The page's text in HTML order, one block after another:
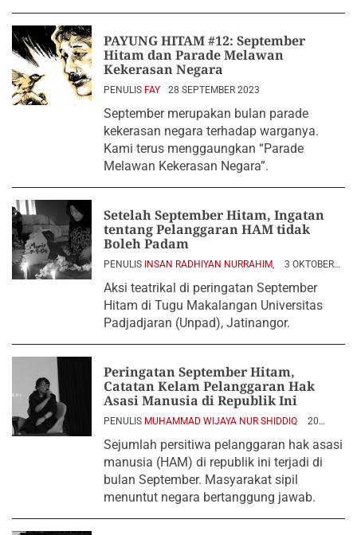
PAYUNG HITAM #12: September
Hitam dan Parade Melawan
Kekerasan Negara
PENULIS FAY 28 SEPTEMBER 2023
September merupakan bulan parade
kekerasan negara terhadap warganya.
Kami terus menggaungkan “Parade
Melawan Kekerasan Negara”.
Setelah September Hitam, Ingatan
tentang Pelanggaran HAM tidak
Boleh Padam
PENULIS INSAN RADHIYAN NURRAHIM,
3 OKTOBER
Aksi teatrikal di peringatan September
Hitam di Tugu Makalangan Universitas
Padjadjaran (Unpad), Jatinangor.
Peringatan September Hitam,
Catatan Kelam Pelanggaran Hak
Asasi Manusia di Republik Ini
PENULIS MUHAMMAD WIJAYA NUR SHIDDIQ
20
Sejumlah persitiwa pelanggaran hak asasi
manusia (HAM) di republik ini terjadi di
bulan September. Masyarakat sipil
menuntut negara bertanggung jawab.